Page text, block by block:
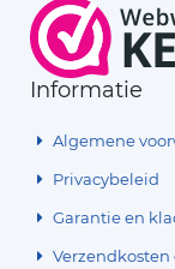
Informatie
Algemene
Privacybeleid
Garantie en